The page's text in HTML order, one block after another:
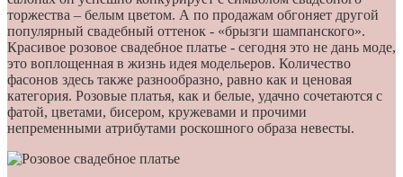
торжества – белым цветом. А по продажам обгоняет другой
популярный свадебный оттенок - «брызги шампанского».
Красивое розовое свадебное платье - сегодня это не дань моде,
это воплощенная в жизнь идея модельеров. Количество
фасонов здесь также разнообразно, равно как и ценовая
категория. Розовые платья, как и белые, удачно сочетаются с
фатой, цветами, бисером, кружевами и прочими
непременными атрибутами роскошного образа невесты.